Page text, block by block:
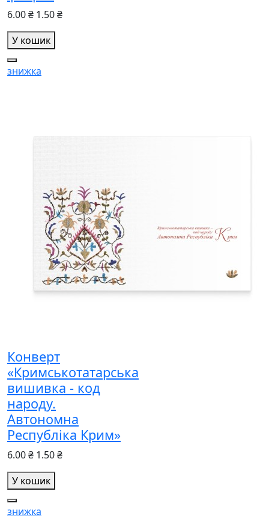
6.00 ₴ 1.50 ₴
У кошик
знижка
Конверт
«Кримськотатарська
вишивка - код
народу.
Автономна
Республіка Крим»
6.00 ₴ 1.50 ₴
У кошик
знижка